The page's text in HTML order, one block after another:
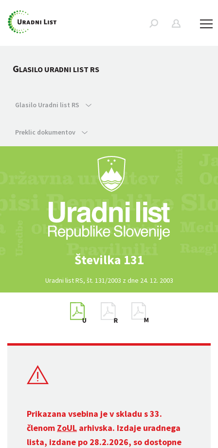
GLASILO URADNI LIST RS
Glasilo Uradni list RS
Preklic dokumentov
Številka 131
Uradni list RS, št. 131/2003 z dne 24. 12. 2003
Prikazana vsebina je v skladu s 33.
členom ZoUL arhivska. Izdaje uradnega
lista, izdane po 28.2.2026, so dostopne